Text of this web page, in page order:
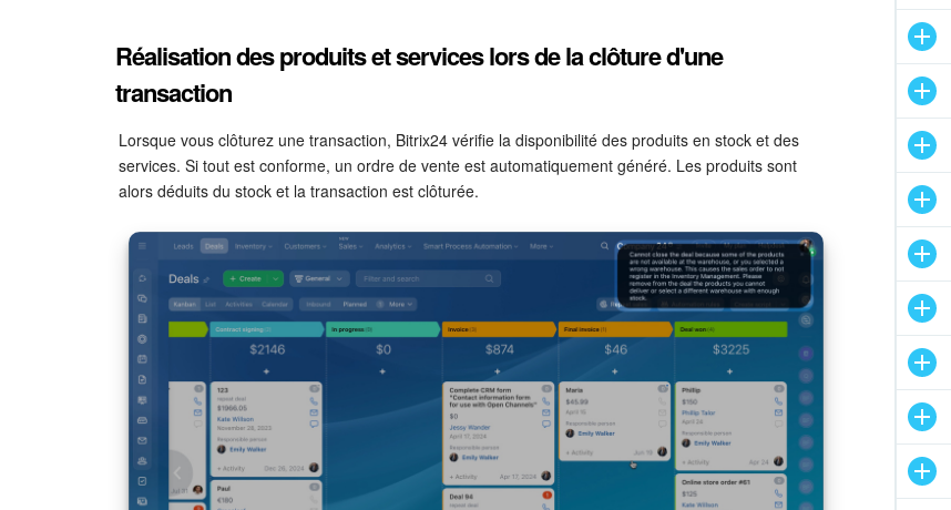
Réalisation des produits et services lors de la clôture d'une
transaction
Lorsque vous clôturez une transaction, Bitrix24 vérifie la disponibilité des produits en stock et des
services. Si tout est conforme, un ordre de vente est automatiquement généré. Les produits sont
alors déduits du stock et la transaction est clôturée.